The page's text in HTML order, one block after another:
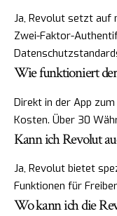
Ja, Revolut setzt auf
Zwei-Faktor-
Wie funktioniert
Direkt in der App
Kosten. Über 30
Kann ich Revolut
Ja, Revolut bietet
Funktionen für
Wo kann ich die